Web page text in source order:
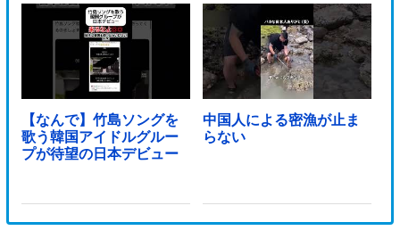
【なんで】竹島ソングを
歌う韓国アイドルグルー
プが待望の日本デビュー
中国人による密漁が止ま
らない